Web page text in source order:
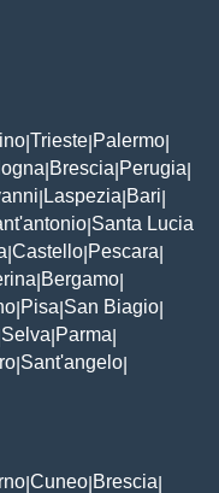
Trieste Palermo
Brescia Perugia
Laspezia Bari
Santa Lucia
Castello Pescara
Bergamo
Pisa San Biagio
Selva Parma
Sant'angelo
Cuneo Brescia